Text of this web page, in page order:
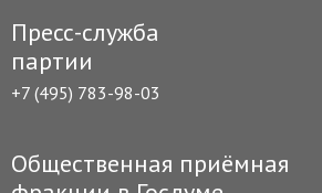
Пресс-служба
партии
+7 (495) 783-98-03
Общественная приёмная